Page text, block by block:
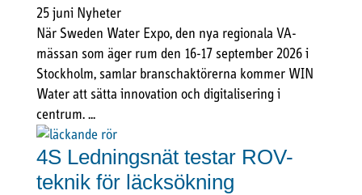
25 juni Nyheter
När Sweden Water Expo, den nya regionala VA-
mässan som äger rum den 16-17 september 2026 i
Stockholm, samlar branschaktörerna kommer WIN
Water att sätta innovation och digitalisering i
centrum. ...
4S Ledningsnät testar ROV-
teknik för läcksökning